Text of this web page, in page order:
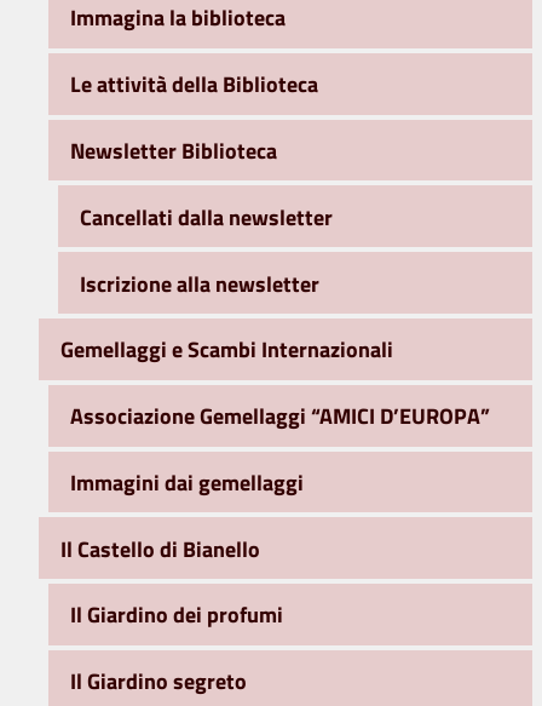
Immagina la biblioteca
Le attività della Biblioteca
Newsletter Biblioteca
Cancellati dalla newsletter
Iscrizione alla newsletter
Gemellaggi e Scambi Internazionali
Associazione Gemellaggi “AMICI D’EUROPA”
Immagini dai gemellaggi
Il Castello di Bianello
Il Giardino dei profumi
Il Giardino segreto